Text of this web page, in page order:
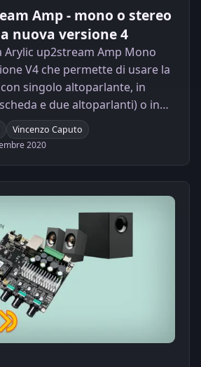
Amp - mono o stereo
nuova versione 4
Arylic up2stream Amp Mono
V4 che permette di usare la
singolo altoparlante, in
e due altoparlanti) o in
scheda e doppio
potenza massima di ben
Vincenzo Caputo
2020